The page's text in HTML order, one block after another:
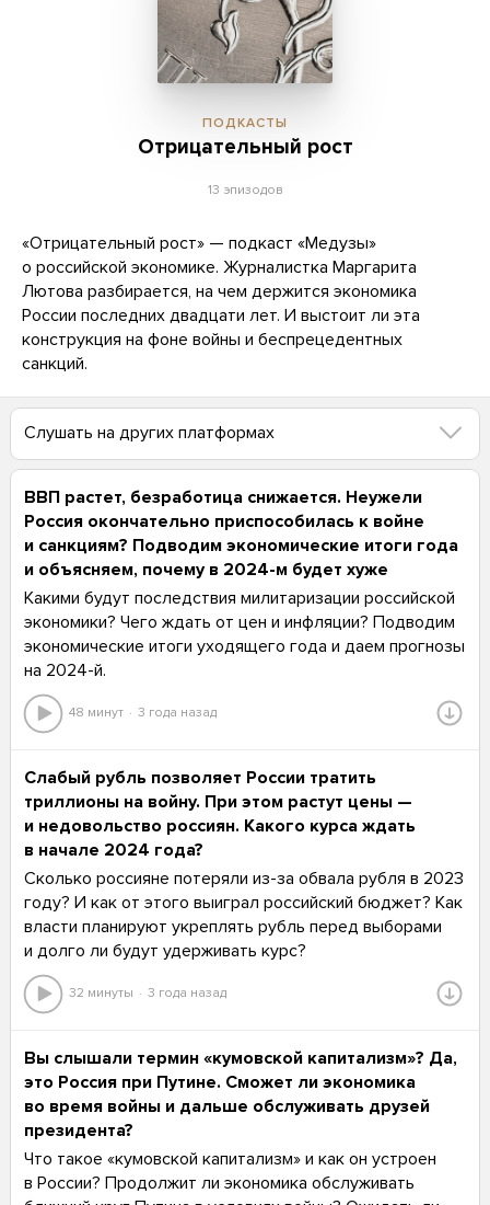
ПОДКАСТЫ
Отрицательный рост
13 эпизодов
«Отрицательный рост» — подкаст «Медузы»
о российской экономике. Журналистка Маргарита
Лютова разбирается, на чем держится экономика
России последних двадцати лет. И выстоит ли эта
конструкция на фоне войны и беспрецедентных
санкций.
Слушать на других платформах
ВВП растет, безработица снижается. Неужели
Россия окончательно приспособилась к войне
и санкциям? Подводим экономические итоги года
и объясняем, почему в 2024-м будет хуже
Какими будут последствия милитаризации российской
экономики? Чего ждать от цен и инфляции? Подводим
экономические итоги уходящего года и даем прогнозы
на 2024-й.
48 минут 3 года назад
Слабый рубль позволяет России тратить
триллионы на войну. При этом растут цены —
и недовольство россиян. Какого курса ждать
в начале 2024 года?
Сколько россияне потеряли из-за обвала рубля в 2023
году? И как от этого выиграл российский бюджет? Как
власти планируют укреплять рубль перед выборами
и долго ли будут удерживать курс?
32 минуты 3 года назад
Вы слышали термин «кумовской капитализм»? Да,
это Россия при Путине. Сможет ли экономика
во время войны и дальше обслуживать друзей
президента?
Что такое «кумовской капитализм» и как он устроен
в России? Продолжит ли экономика обслуживать